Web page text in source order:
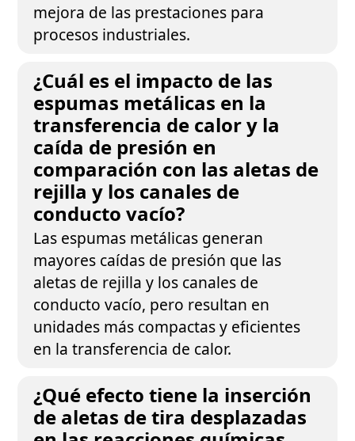
mejora de las prestaciones para
procesos industriales.
¿Cuál es el impacto de las
espumas metálicas en la
transferencia de calor y la
caída de presión en
comparación con las aletas de
rejilla y los canales de
conducto vacío?
Las espumas metálicas generan
mayores caídas de presión que las
aletas de rejilla y los canales de
conducto vacío, pero resultan en
unidades más compactas y eficientes
en la transferencia de calor.
¿Qué efecto tiene la inserción
de aletas de tira desplazadas